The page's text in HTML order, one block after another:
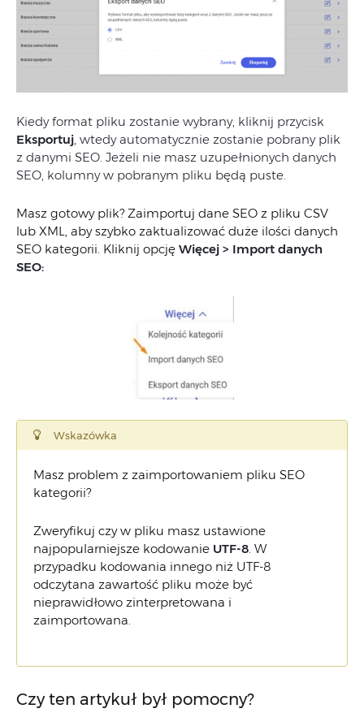
Kiedy format pliku zostanie wybrany, kliknij przycisk
Eksportuj , wtedy automatycznie zostanie pobrany plik
z danymi SEO. Jeżeli nie masz uzupełnionych danych
SEO, kolumny w pobranym pliku będą puste.
Masz gotowy plik? Zaimportuj dane SEO z pliku CSV
lub XML, aby szybko zaktualizować duże ilości danych
SEO kategorii. Kliknij opcję Więcej > Import danych
SEO:
Wskazówka
Masz problem z zaimportowaniem pliku SEO
kategorii?
Zweryfikuj czy w pliku masz ustawione
najpopularniejsze kodowanie UTF-8 . W
przypadku kodowania innego niż UTF-8
odczytana zawartość pliku może być
nieprawidłowo zinterpretowana i
zaimportowana.
Czy ten artykuł był pomocny?